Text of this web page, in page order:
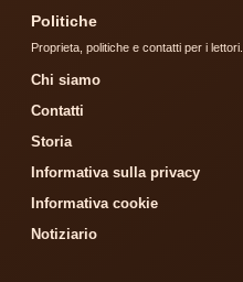
Politiche
Proprieta, politiche e contatti per i lettori.
Chi siamo
Contatti
Storia
Informativa sulla privacy
Informativa cookie
Notiziario